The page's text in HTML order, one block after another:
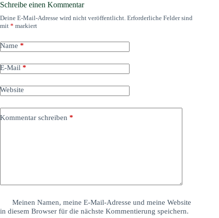
Schreibe einen Kommentar
Deine E-Mail-Adresse wird nicht veröffentlicht. Erforderliche Felder sind
mit * markiert
Name *
E-Mail *
Website
Kommentar schreiben *
Meinen Namen, meine E-Mail-Adresse und meine Website
in diesem Browser für die nächste Kommentierung speichern.